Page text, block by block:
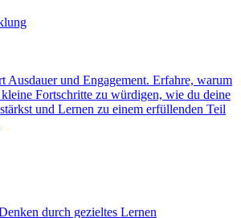
Ausdauer und Engagement. Erfahre, warum
Fortschritte zu würdigen, wie du deine
und Lernen zu einem erfüllenden Teil
durch gezieltes Lernen